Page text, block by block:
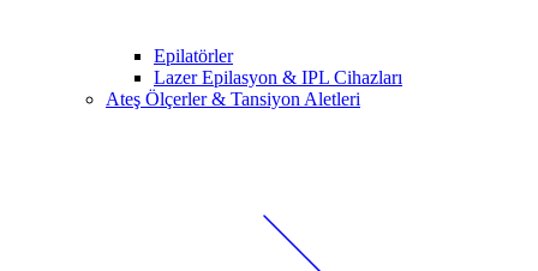
Epilatörler
Lazer Epilasyon & IPL Cihazları
Ateş Ölçerler & Tansiyon Aletleri